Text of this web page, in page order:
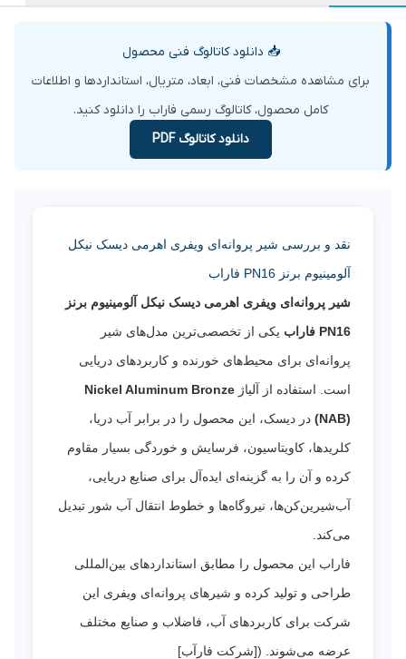
📥 دانلود کاتالوگ فنی محصول
برای مشاهده مشخصات فنی، ابعاد، متریال، استانداردها و اطلاعات
کامل محصول، کاتالوگ رسمی فاراب را دانلود کنید.
دانلود کاتالوگ PDF
نقد و بررسی شیر پروانه‌ای ویفری اهرمی دیسک نیکل
آلومینیوم برنز PN16 فاراب
شیر پروانه‌ای ویفری اهرمی دیسک نیکل آلومینیوم برنز
PN16 فاراب
یکی از تخصصی‌ترین مدل‌های شیر
پروانه‌ای برای محیط‌های خورنده و کاربردهای دریایی
است. استفاده از آلیاژ Nickel Aluminum Bronze
(NAB) در دیسک، این محصول را در برابر آب دریا،
کلریدها، کاویتاسیون، فرسایش و خوردگی بسیار مقاوم
کرده و آن را به گزینه‌ای ایده‌آل برای صنایع دریایی،
آب‌شیرین‌کن‌ها، نیروگاه‌ها و خطوط انتقال آب شور تبدیل
می‌کند.
فاراب این محصول را مطابق استانداردهای بین‌المللی
طراحی و تولید کرده و شیرهای پروانه‌ای ویفری این
شرکت برای کاربردهای آب، فاضلاب و صنایع مختلف
عرضه می‌شوند. ([شرکت فارآب]